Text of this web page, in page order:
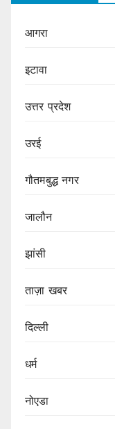
आगरा
इटावा
उत्तर प्रदेश
उरई
गौतमबुद्ध नगर
जालौन
झांसी
ताज़ा खबर
दिल्ली
धर्म
नोएडा